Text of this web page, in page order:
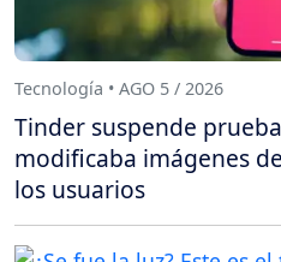
Tecnología • AGO 5 / 2026
Tinder suspende
modificaba imágenes
los usuarios